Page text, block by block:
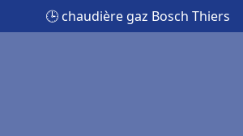
🕒 chaudière gaz Bosch Thiers